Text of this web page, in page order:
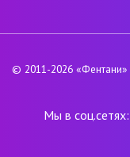
© 2011-2026 «Фентани»
Мы в соц.сетях: